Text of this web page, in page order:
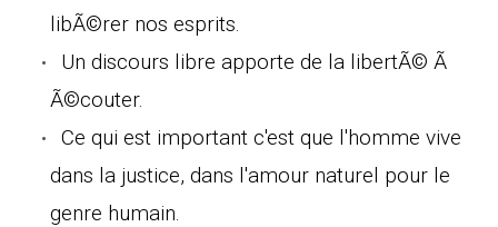
libÃ©rer nos esprits.
Un discours libre apporte de la libertÃ© Ã
Ã©couter.
Ce qui est important c'est que l'homme vive
dans la justice, dans l'amour naturel pour le
genre humain.